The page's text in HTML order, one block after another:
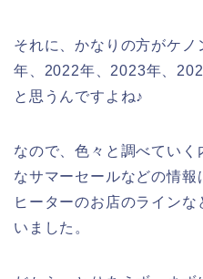
それに、かなりの方がケ
年、2022年、2023年、
と思うんですよね♪
なので、色々と調べてい
なサマーセールなどの情
ヒーターのお店のライン
いました。